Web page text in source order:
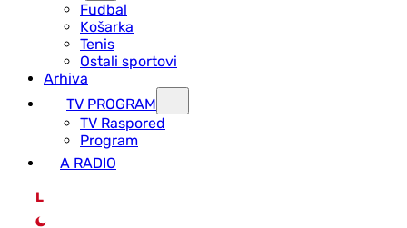
Fudbal
Košarka
Tenis
Ostali sportovi
Arhiva
TV PROGRAM
ТV Raspored
Program
A RADIO
L